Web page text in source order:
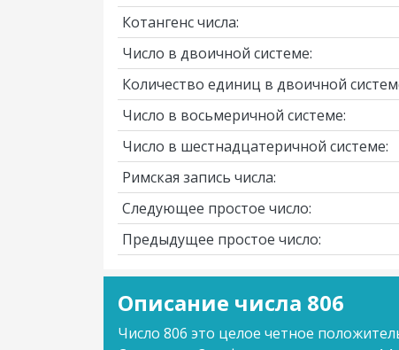
Котангенс числа:
Число в двоичной системе:
Количество единиц в двоичной
Число в восьмеричной системе:
Число в шестнадцатеричной системе:
Римская запись числа:
Следующее простое число:
Предыдущее простое число:
Описание числа 806
Число 806 это целое четное